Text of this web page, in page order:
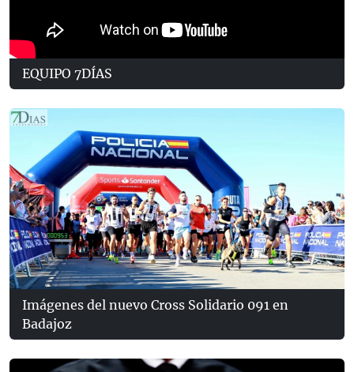
EQUIPO 7DÍAS
Imágenes del nuevo Cross Solidario 091 en
Badajoz